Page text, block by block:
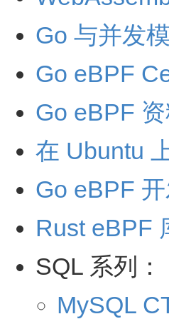
Go 与并发
Go eBPF
Go eBPF
在 Ubuntu
Go eBPF
Rust eBPF
SQL 系列：
MySQL